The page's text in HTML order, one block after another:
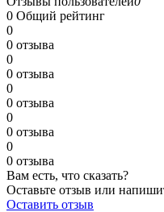
0 Общий рейтинг
0
0 отзыва
0
0 отзыва
0
0 отзыва
0
0 отзыва
0
0 отзыва
Вам есть, что сказать?
Оставьте отзыв или
Оставить отзыв